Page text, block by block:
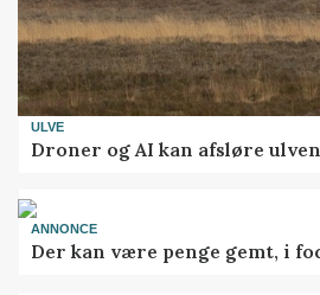
ULVE
Droner og AI kan afsløre
ANNONCE
Der kan være penge gemt, i